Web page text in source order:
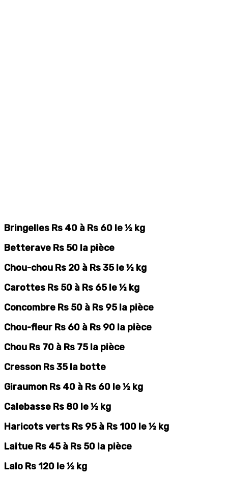
Bringelles Rs 40 à Rs 60 le ½ kg
Betterave Rs 50 la pièce
Chou-chou Rs 20 à Rs 35 le ½ kg
Carottes Rs 50 à Rs 65 le ½ kg
Concombre Rs 50 à Rs 95 la pièce
Chou-fleur Rs 60 à Rs 90 la pièce
Chou Rs 70 à Rs 75 la pièce
Cresson Rs 35 la botte
Giraumon Rs 40 à Rs 60 le ½ kg
Calebasse Rs 80 le ½ kg
Haricots verts Rs 95 à Rs 100 le ½ kg
Laitue Rs 45 à Rs 50 la pièce
Lalo Rs 120 le ½ kg